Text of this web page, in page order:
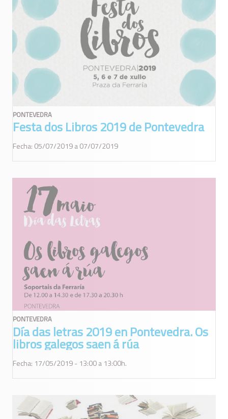
PONTEVEDRA
Festa dos Libros 2019 de Pontevedra
Fecha: 05/07/2019 a 07/07/2019
PONTEVEDRA
Día das letras 2019 en Pontevedra. Os
libros galegos saen á rúa
Fecha: 17/05/2019 - 13:00 a 13:00h.